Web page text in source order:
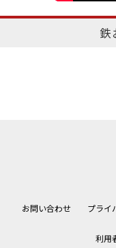
鉄
お問い合わせ プライ
利用